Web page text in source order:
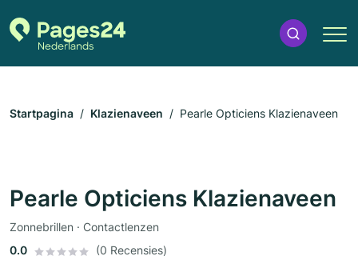
Startpagina Klazienaveen Pearle Opticiens Klazienaveen
Pearle Opticiens Klazienaveen
Zonnebrillen · Contactlenzen
0.0
(0 Recensies)